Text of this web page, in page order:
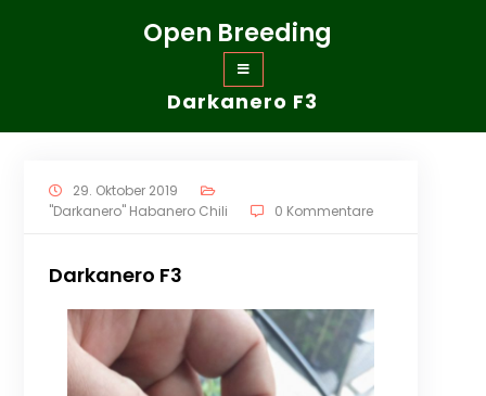
Open Breeding
Darkanero F3
29. Oktober 2019
"Darkanero" Habanero Chili
0 Kommentare
Darkanero F3